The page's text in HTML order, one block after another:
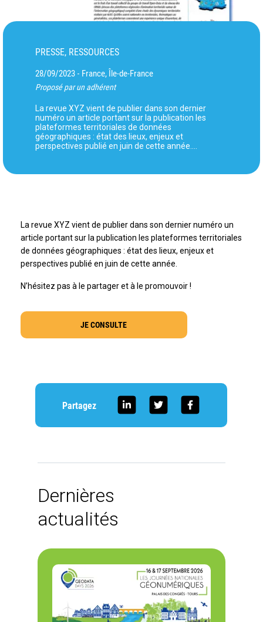
PRESSE, RESSOURCES
28/09/2023 - France, Île-de-France
Proposé par un adhérent
La revue XYZ vient de publier dans son dernier
numéro un article portant sur la publication les
plateformes territoriales de données
géographiques : état des lieux, enjeux et
perspectives publié en juin de cette année.…
La revue XYZ vient de publier dans son dernier numéro un
article portant sur la publication les plateformes territoriales
de données géographiques : état des lieux, enjeux et
perspectives publié en juin de cette année.
N’hésitez pas à le partager et à le promouvoir !
JE CONSULTE
Partagez
Dernières
actualités